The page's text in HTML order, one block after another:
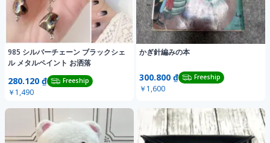
985 シルバーチェーン ブラックシェ
ル メタルペイント お洒落
280.120 ₫ Freeship
￥1,490
かぎ針編みの本
300.800 ₫ Freeship
￥1,600